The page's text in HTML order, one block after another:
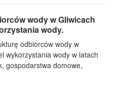
wody w Gliwicach
wody.
odbiorców wody w
wykorzystania wody w latach
gospodarstwa domowe,